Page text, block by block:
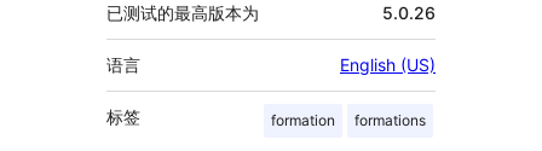
已测试的最高版本为 5.0.26
语言 English (US)
标签 formation formations